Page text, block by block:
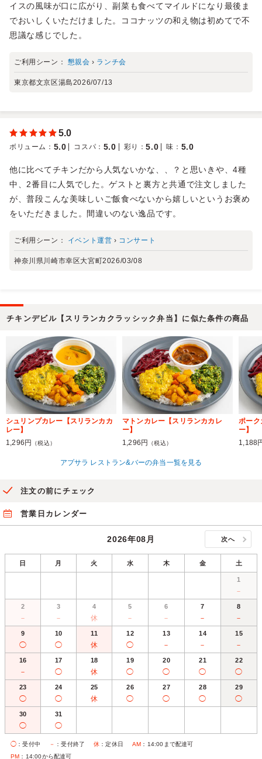
イスの風味が口に広がり、副菜も食べてマイルドになり最後ま
でおいしくいただけました。ココナッツの和え物は初めてで不
思議な感じでした。
ご利用シーン： 懇親会 › ランチ会
東京都文京区湯島2026/07/13
5.0
ボリューム ： 5.0 コスパ ： 5.0 彩り ：5.0 味 ： 5.0
他に比べてチキンだから人気ないかな、、？と思いきや、4種
中、2番目に人気でした。ゲストと裏方と共通で注文しました
が、普段こんな美味しいご飯食べないから嬉しいというお褒め
をいただきました。間違いのない逸品です。
ご利用シーン： イベント運営 › コンサート
神奈川県川崎市幸区大宮町2026/03/08
チキンデビル【スリランカクラッシック弁当】に似た条件の商品
シュリンプカレー【スリランカカ
レー】
1,296円
（税込）
マトンカレー【スリランカカレ
ー】
1,296円
（税込）
ポーク
ー】
1,188
アプサラ レストラン&バーの弁当一覧を見る
注文の前にチェック
営業日カレンダー
2026年08月 次へ
日 月 火 水 木 金 土
1
－
2
－
3
－
4
休
5
－
6
－
7
－
8
－
9
◯
10
◯
11
休
12
◯
13
－
14
－
15
－
16
－
17
◯
18
休
19
◯
20
◯
21
◯
22
◯
23
◯
24
◯
25
休
26
◯
27
◯
28
◯
29
◯
30
◯
31
◯
◯ ：受付中 － ：受付終了 休 ：定休日 AM ：14:00まで配達可
PM ：14:00から配達可